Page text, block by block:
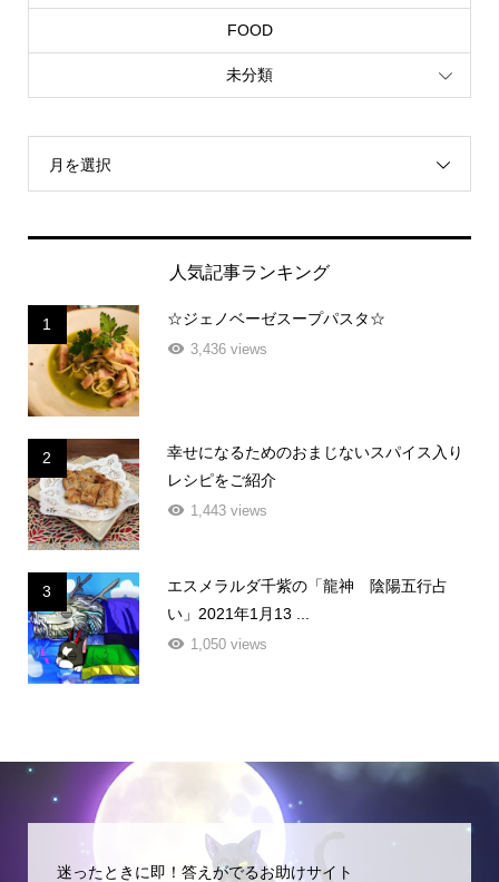
FOOD
未分類
月を選択
人気記事ランキング
1 ☆ジェノベーゼスープパスタ☆
3,436 views
2
幸せになるためのおまじないスパイス入り
レシピをご紹介
1,443 views
3
エスメラルダ千紫の「龍神 陰陽五行占
い」2021年1月13 ...
1,050 views
迷ったときに即！答えがでるお助けサイト